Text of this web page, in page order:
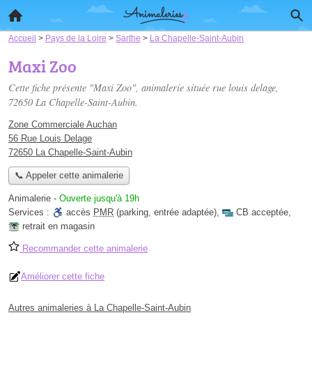
Accueil > Pays de la Loire > Sarthe > La Chapelle-Saint-Aubin
Maxi Zoo
Cette fiche présente "Maxi Zoo", animalerie située rue louis delage,
72650 La Chapelle-Saint-Aubin.
Zone Commerciale Auchan
56 Rue Louis Delage
72650 La Chapelle-Saint-Aubin
📞 Appeler cette animalerie
Animalerie - Ouverte jusqu'à 19h
Services :
accès PMR (parking, entrée adaptée), CB acceptée,
retrait en magasin
Recommander cette animalerie
Améliorer cette fiche
Autres animaleries à La Chapelle-Saint-Aubin